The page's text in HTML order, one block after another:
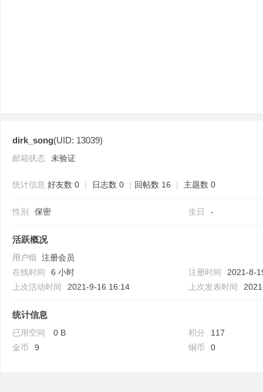
dirk_song(UID: 13039)
邮箱状态 未验证
统计信息 好友数 0 | 日志数 0 | 回帖数 16 | 主题数 0
性别 保密 生日 -
活跃概况
用户组 注册会员
在线时间
6 小时 注册时间
2021-8-
上次活动时间
2021-9-16 16:14 上次发表时间
统计信息
已用空间 0 B 积分
117
金币
9 铜币 0